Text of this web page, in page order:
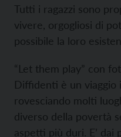
Tutti i ragazzi sono
vivere, orgogliosi di
possibile la loro
“Let them play” con
Diffidenti è un viaggio
rovesciando molti
diverso della povertà
aspetti più duri. E’ dai